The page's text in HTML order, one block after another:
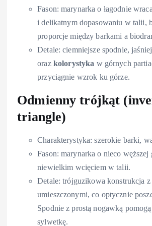
Fason: marynarka o łagodnie
i delikatnym dopasowaniu w talii,
proporcje między barkami a
Detale: ciemniejsze spodnie,
oraz kolorystyka w górnych
przyciągnie wzrok ku górze.
Odmienny trójkąt
triangle)
Charakterystyka: szerokie barki,
Fason: marynarka o nieco węższej
niewielkim wcięciem w talii.
Detale: trójguzikowa konstrukcja
umieszczonymi, co optycznie
Spodnie z prostą nogawką
sylwetkę.